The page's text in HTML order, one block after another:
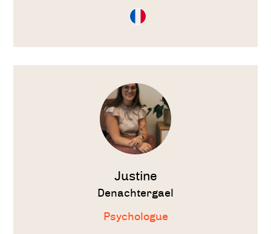
Consultation
en
Voir
Justine
Denachtergael
Psychologue